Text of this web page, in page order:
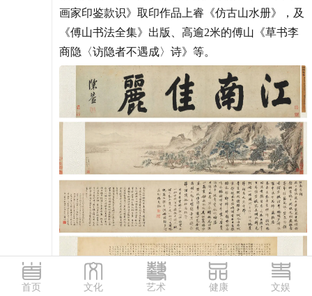
画家印鉴款识》取印作品上睿《仿古山水册》，及
《傅山书法全集》出版、高逾2米的傅山《草书李
商隐〈访隐者不遇成〉诗》等。
首页 文化 艺术 健康 文娱